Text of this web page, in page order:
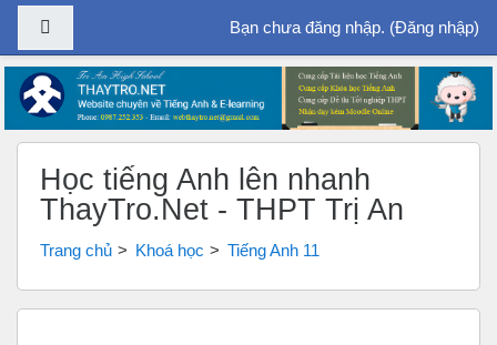
Chuyển tới nội dung chính
Bạn chưa đăng nhập. (Đăng nhập)
Học tiếng Anh lên nhanh
ThayTro.Net - THPT Trị An
Trang chủ Khoá học Tiếng Anh 11